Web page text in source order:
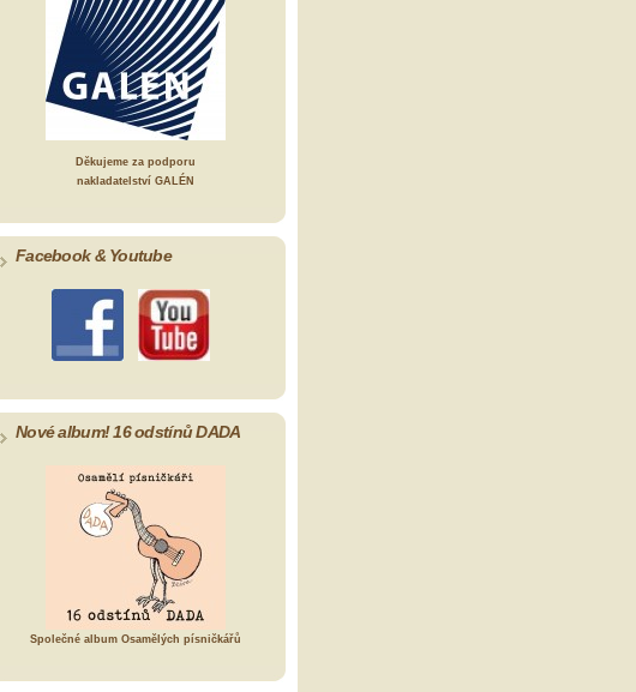
Děkujeme za podporu
nakladatelství GALÉN
Facebook & Youtube
Nové album! 16 odstínů DADA
Společné album Osamělých písničkářů